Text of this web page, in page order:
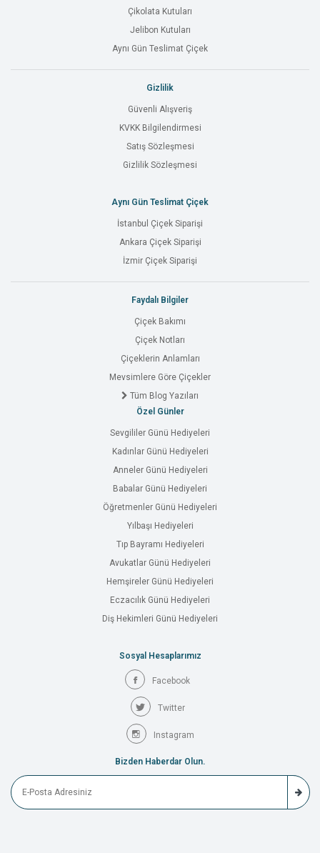
Çikolata Kutuları
Jelibon Kutuları
Aynı Gün Teslimat Çiçek
Gizlilik
Güvenli Alışveriş
KVKK Bilgilendirmesi
Satış Sözleşmesi
Gizlilik Sözleşmesi
Aynı Gün Teslimat Çiçek
İstanbul Çiçek Siparişi
Ankara Çiçek Siparişi
İzmir Çiçek Siparişi
Faydalı Bilgiler
Çiçek Bakımı
Çiçek Notları
Çiçeklerin Anlamları
Mevsimlere Göre Çiçekler
Tüm Blog Yazıları
Özel Günler
Sevgililer Günü Hediyeleri
Kadınlar Günü Hediyeleri
Anneler Günü Hediyeleri
Babalar Günü Hediyeleri
Öğretmenler Günü Hediyeleri
Yılbaşı Hediyeleri
Tıp Bayramı Hediyeleri
Avukatlar Günü Hediyeleri
Hemşireler Günü Hediyeleri
Eczacılık Günü Hediyeleri
Diş Hekimleri Günü Hediyeleri
Sosyal Hesaplarımız
Facebook
Twitter
Instagram
Bizden Haberdar Olun.